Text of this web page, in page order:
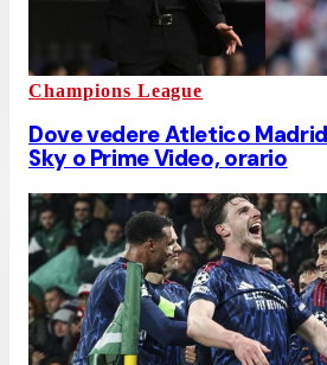
Champions League
Dove vedere Atletico
Sky o Prime Video, orario